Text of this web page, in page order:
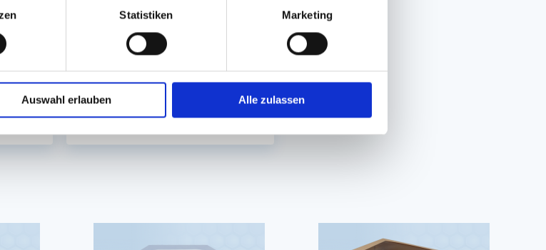
Statistiken Marketing
Auswahl erlauben Alle zulassen
In den Warenkorb
50 St. In den Warenkorb